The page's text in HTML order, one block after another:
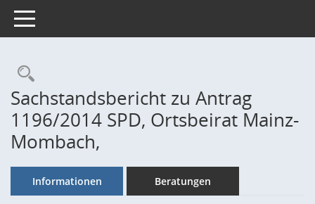
Toggle navigation
Rechercheauswahl
Sachstandsbericht zu Antrag
1196/2014 SPD, Ortsbeirat Mainz-
Mombach,
Informationen Beratungen